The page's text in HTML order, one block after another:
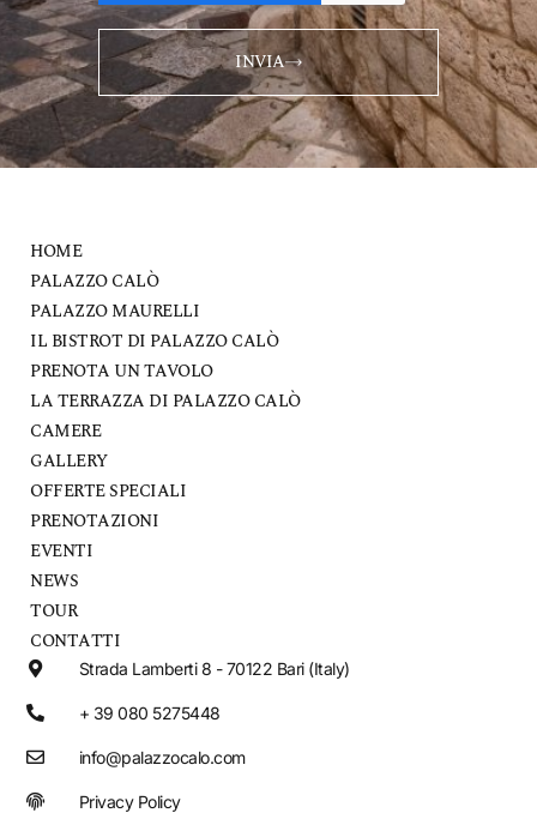
INVIA
HOME
PALAZZO CALÒ
PALAZZO MAURELLI
IL BISTROT DI PALAZZO CALÒ
PRENOTA UN TAVOLO
LA TERRAZZA DI PALAZZO CALÒ
CAMERE
GALLERY
OFFERTE SPECIALI
PRENOTAZIONI
EVENTI
NEWS
TOUR
CONTATTI
Strada Lamberti 8 - 70122 Bari (Italy)
+ 39 080 5275448
info@palazzocalo.com
Privacy Policy